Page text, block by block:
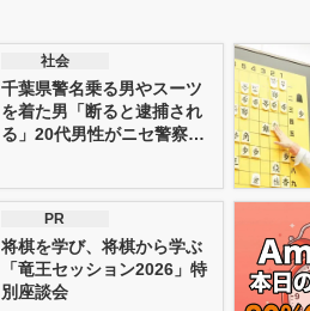
社会
千葉県警名乗る男やスーツ
を着た男「断ると逮捕され
る」20代男性がニセ警察詐
PR
将棋を学び、将棋から学ぶ
「竜王セッション2026」特
別座談会